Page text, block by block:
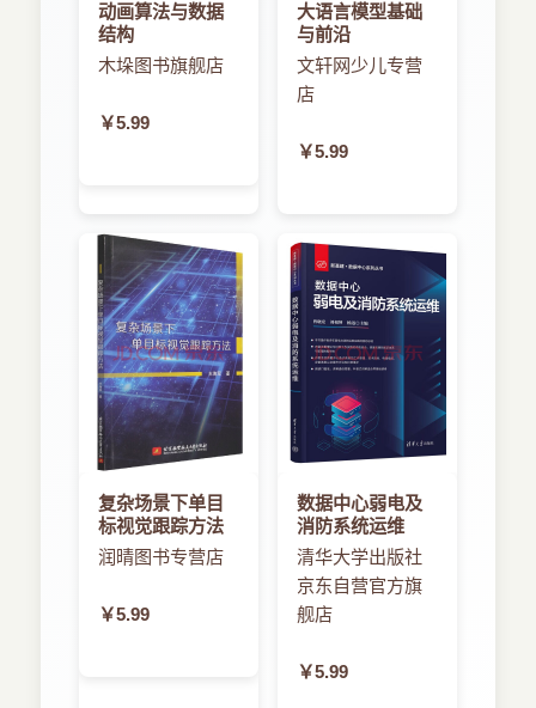
2.9 本章小结
第3章 创建第一个游戏
3.1.1 标准框架
3.3.2 游戏状态及逻辑
3.3.3 将组件结合在一起：Game类
3.3.4 将Game类添加到HTML框架中
3.4 本章小结
第4章 动画和“精灵”
4.1 “精灵”
4.1.1 加载图像
4.1.2 绘制图像
4.1.3 “精灵”表单
4.2 动画基础
4.2.2 JavaScript线程模式
4.2.4 改善动画
动画算法与数据
结构
木垛图书旗舰店
￥5.99
大语言模型基础
与前沿
文轩网少儿专营
店
￥5.99
复杂场景下单目
标视觉跟踪方法
润晴图书专营店
￥5.99
数据中心弱电及
消防系统运维
清华大学出版社
京东自营官方旗
舰店
￥5.99